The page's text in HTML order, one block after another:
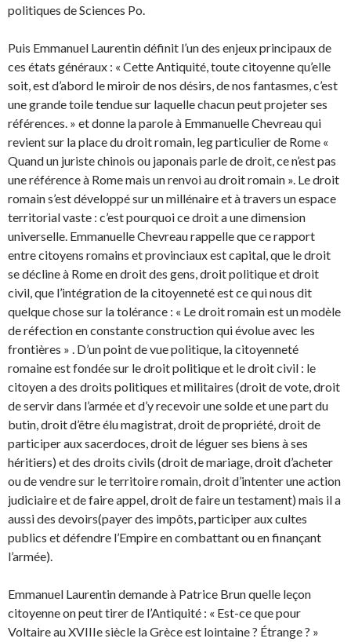
politiques de Sciences Po.
Puis Emmanuel Laurentin définit l’un des enjeux principaux de
ces états généraux : « Cette Antiquité, toute citoyenne qu’elle
soit, est d’abord le miroir de nos désirs, de nos fantasmes, c’est
une grande toile tendue sur laquelle chacun peut projeter ses
références. » et donne la parole à Emmanuelle Chevreau qui
revient sur la place du droit romain, leg particulier de Rome «
Quand un juriste chinois ou japonais parle de droit, ce n’est pas
une référence à Rome mais un renvoi au droit romain ». Le droit
romain s’est développé sur un millénaire et à travers un espace
territorial vaste : c’est pourquoi ce droit a une dimension
universelle. Emmanuelle Chevreau rappelle que ce rapport
entre citoyens romains et provinciaux est capital, que le droit
se décline à Rome en droit des gens, droit politique et droit
civil, que l’intégration de la citoyenneté est ce qui nous dit
quelque chose sur la tolérance : « Le droit romain est un modèle
de réfection en constante construction qui évolue avec les
frontières » . D’un point de vue politique, la citoyenneté
romaine est fondée sur le droit politique et le droit civil : le
citoyen a des droits politiques et militaires (droit de vote, droit
de servir dans l’armée et d’y recevoir une solde et une part du
butin, droit d’être élu magistrat, droit de propriété, droit de
participer aux sacerdoces, droit de léguer ses biens à ses
héritiers) et des droits civils (droit de mariage, droit d’acheter
ou de vendre sur le territoire romain, droit d’intenter une action
judiciaire et de faire appel, droit de faire un testament) mais il a
aussi des devoirs(payer des impôts, participer aux cultes
publics et défendre l’Empire en combattant ou en finançant
l’armée).
Emmanuel Laurentin demande à Patrice Brun quelle leçon
citoyenne on peut tirer de l’Antiquité : « Est-ce que pour
Voltaire au XVIIIe siècle la Grèce est lointaine ? Étrange ? »